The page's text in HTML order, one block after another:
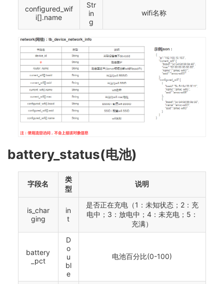
configured_wif
i[].name
Str
in
g
wifi名称
battery_status(电池)
字段名
类
型
说明
is_char
ging
in
t
是否正在充电（1：未知状态；2：充
电中；3：放电中；4：未充电；5：
充满）
battery
_pct
D
o
u
bl
e
电池百分⽐(0-100)